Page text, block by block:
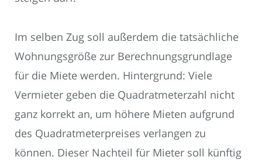
Im selben Zug soll außerdem die tatsächliche
Wohnungsgröße zur Berechnungsgrundlage
für die Miete werden. Hintergrund: Viele
Vermieter geben die Quadratmeterzahl nicht
ganz korrekt an, um höhere Mieten aufgrund
des Quadratmeterpreises verlangen zu
können. Dieser Nachteil für Mieter soll künftig